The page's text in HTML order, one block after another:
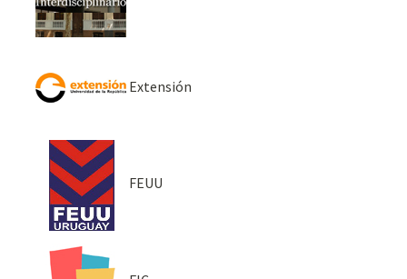
Extensión
FEUU